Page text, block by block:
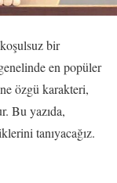
bir
en popüler
özgü karakteri,
Bu yazıda,
tanıyacağız.